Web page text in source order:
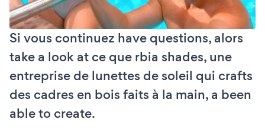
Si vous continuez have questions, alors
take a look at ce que rbia shades, une
entreprise de lunettes de soleil qui crafts
des cadres en bois faits à la main, a been
able to create.